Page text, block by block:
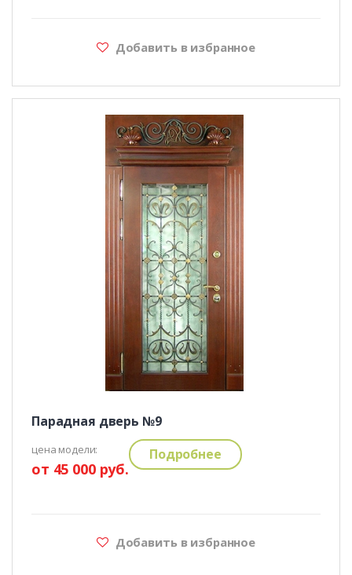
Добавить в избранное
Парадная дверь №9
цена модели:
от 45 000 руб.
Подробнее
Добавить в избранное